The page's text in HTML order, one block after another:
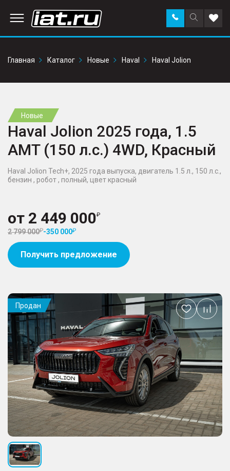
Поиск
по
Заказать
звонок в
Главная
Каталог Новые Haval Haval Jolion
Новые
Haval Jolion 2025 года, 1.5
AMT (150 л.с.) 4WD, Красный
Haval Jolion Tech+, 2025 года выпуска, двигатель 1.5 л., 150 л.с.,
бензин , робот , полный, цвет красный
от 2 449 000
2 799 000 -350 000
Получить предложение
Продан
Добавить
в
избранное